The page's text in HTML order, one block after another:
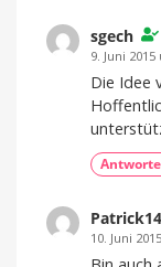
sgech
9. Juni
Die Idee
10. Juni